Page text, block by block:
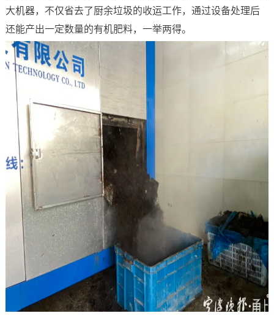
大机器，不仅省去了厨余垃圾的收运工作，通过设备处理后
还能产出一定数量的有机肥料，一举两得。